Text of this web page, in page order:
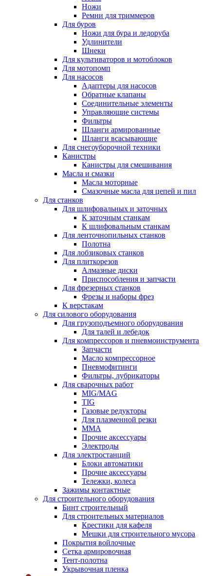
Ножи
Ремни для триммеров
Для буров
Ножи для бура и ледоруба
Удлинители
Шнеки
Для культиваторов и мотоблоков
Для мотопомп
Для насосов
Адаптеры для насосов
Обратные клапаны
Соединительные элементы
Управляющие системы
Фильтры
Шланги армированные
Шланги всасывающие
Для снегоуборочной техники
Канистры
Канистры для смешивания
Масла и смазки
Масла моторные
Смазочные масла для цепей и пил
Для станков
Для шлифовальных и заточных
К заточным станкам
К шлифовальным станкам
Для ленточнопильных станков
Полотна
Для лобзиковых станков
Для плиткорезов
Алмазные диски
Приспособления и запчасти
Для фрезерных станков
Фрезы и наборы фрез
К верстакам
Для силового оборудования
Для грузоподъемного оборудования
Для талей и лебедок
Для компрессоров и пневмоинструмента
Запчасти
Масло компрессорное
Пневмофитинги
Фильтры, лубрикаторы
Для сварочных работ
MIG/MAG
TIG
Газовые редукторы
Для плазменной резки
ММА
Прочие аксессуары
Электроды
Для электростанций
Блоки автоматики
Прочие аксессуары
Тележки, колеса
Зажимы контактные
Для строительного оборудования
Бинт строительный
Для строительных материалов
Крестики для кафеля
Мешки для строительного мусора
Покрытия войлочные
Сетка армировочная
Тент-полотна
Укрывочная пленка